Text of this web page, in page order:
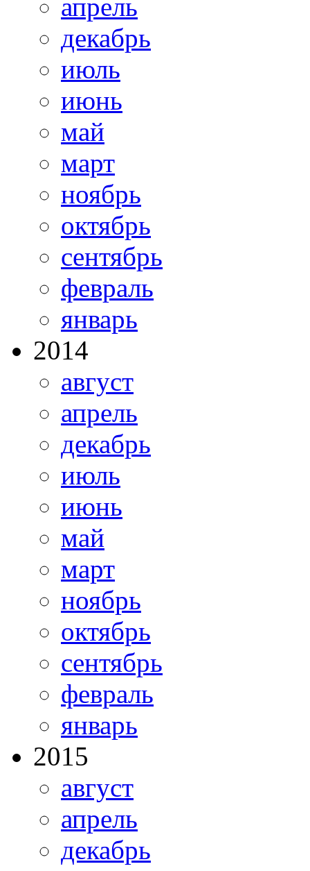
апрель
декабрь
июль
июнь
май
март
ноябрь
октябрь
сентябрь
февраль
январь
2014
август
апрель
декабрь
июль
июнь
май
март
ноябрь
октябрь
сентябрь
февраль
январь
2015
август
апрель
декабрь